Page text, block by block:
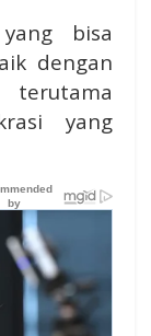
bisa
dengan
yang